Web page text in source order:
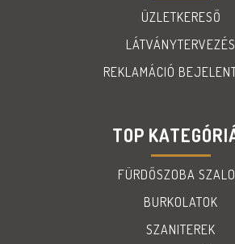
ÜZLETKERESŐ
LÁTVÁNYTERVEZÉS
REKLAMÁCIÓ
TOP
FÜRDŐSZOBA
BURKOLATOK
SZANITEREK